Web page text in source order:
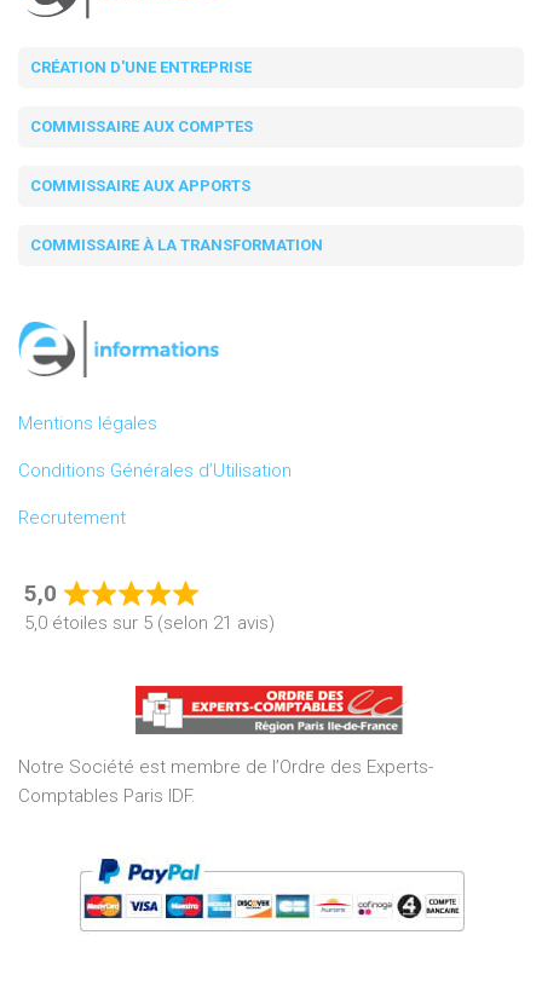
CRÉATION D'UNE ENTREPRISE
COMMISSAIRE AUX COMPTES
COMMISSAIRE AUX APPORTS
COMMISSAIRE À LA TRANSFORMATION
Mentions légales
Conditions Générales d’Utilisation
Recrutement
5,0
Rated
5,0
of
5
5,0 étoiles sur 5 (selon 21 avis)
Notre Société est membre de l’Ordre des Experts-
Comptables Paris IDF.